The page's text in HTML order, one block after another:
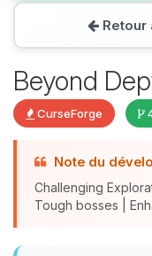
Retour
Beyond
CurseForge
Note du
Challenging
Tough bosses |